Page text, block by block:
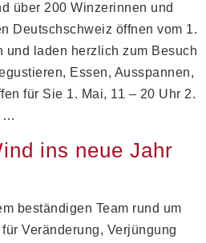
über 200 Winzerinnen und
Deutschschweiz öffnen vom 1.
und laden herzlich zum Besuch
Essen, Ausspannen,
für Sie 1. Mai, 11 – 20 Uhr 2.
…
ins neue Jahr
beständigen Team rund um
Veränderung, Verjüngung